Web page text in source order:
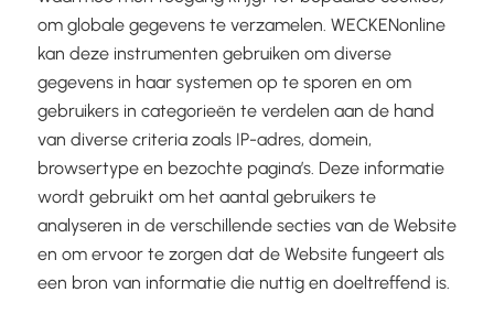
om globale gegevens te verzamelen. WECKENonline
kan deze instrumenten gebruiken om diverse
gegevens in haar systemen op te sporen en om
gebruikers in categorieën te verdelen aan de hand
van diverse criteria zoals IP-adres, domein,
browsertype en bezochte pagina’s. Deze informatie
wordt gebruikt om het aantal gebruikers te
analyseren in de verschillende secties van de Website
en om ervoor te zorgen dat de Website fungeert als
een bron van informatie die nuttig en doeltreffend is.